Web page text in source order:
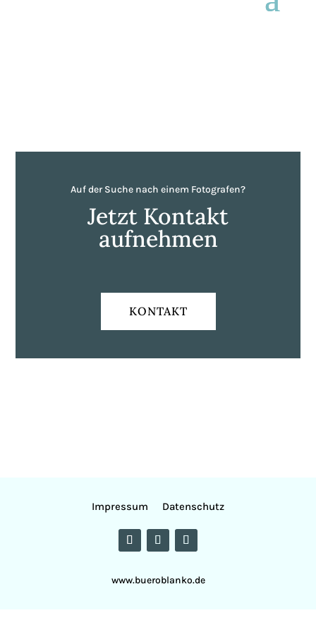
Auf der Suche nach einem Fotografen?
Jetzt Kontakt
aufnehmen
KONTAKT
Impressum Datenschutz
www.bueroblanko.de